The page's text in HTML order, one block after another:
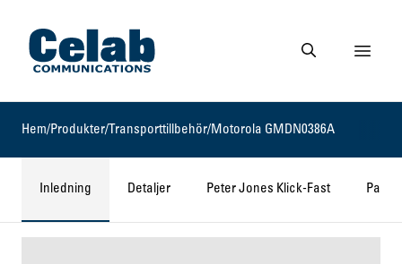
Gå till startsidan
Gå till söksidan
Visa
Hem/Produkter/ Transporttillbehör/ Motorola GMDN0386A
Inledning Detaljer Peter Jones Klick-Fast